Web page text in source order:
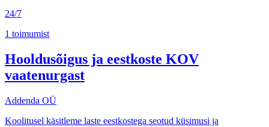
24/7
1 toimumist
Hooldusõigus ja eestkoste KOV
vaatenurgast
Addenda OÜ
Koolitusel käsitleme laste eestkostega seotud küsimusi ja